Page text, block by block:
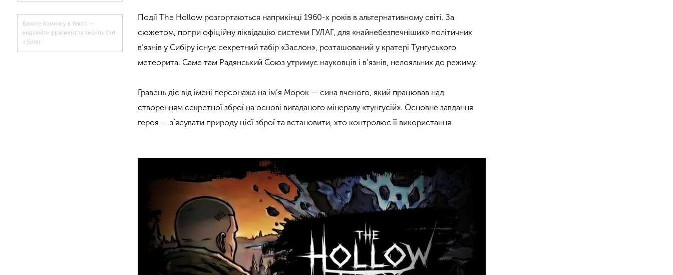
Бачите помилку в тексті —
виділяйте фрагмент та тисніть Ctrl
+ Enter
Події The Hollow розгортаються наприкінці 1960-х років в альтернативному світі. За
сюжетом, попри офіційну ліквідацію системи ГУЛАГ, для «найнебезпечніших» політичних
в’язнів у Сибіру існує секретний табір «Заслон», розташований у кратері Тунгуського
метеорита. Саме там Радянський Союз утримує науковців і в’язнів, нелояльних до режиму.
Гравець діє від імені персонажа на ім’я Морок — сина вченого, який працював над
створенням секретної зброї на основі вигаданого мінералу «тунгусій». Основне завдання
героя — з’ясувати природу цієї зброї та встановити, хто контролює її використання.